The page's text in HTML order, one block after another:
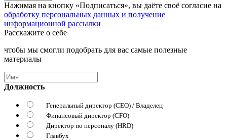
Нажимая на кнопку «Подписаться», вы даёте своё согласие на
обработку персональных данных и получение
информационной рассылки
Расскажите о себе
чтобы мы смогли подобрать для вас самые полезные
материалы
Должность
Генеральный директор (CEO) / Владелец
Финансовый директор (CFO)
Директор по персоналу (HRD)
Главбух